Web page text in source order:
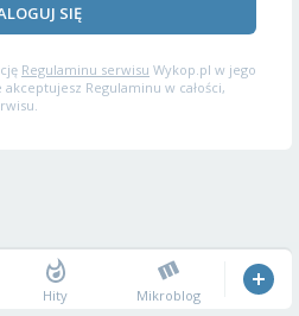
SIĘ
Regulaminu serwisu Wykop.pl w jego
Regulaminu w całości,
Hity Mikroblog